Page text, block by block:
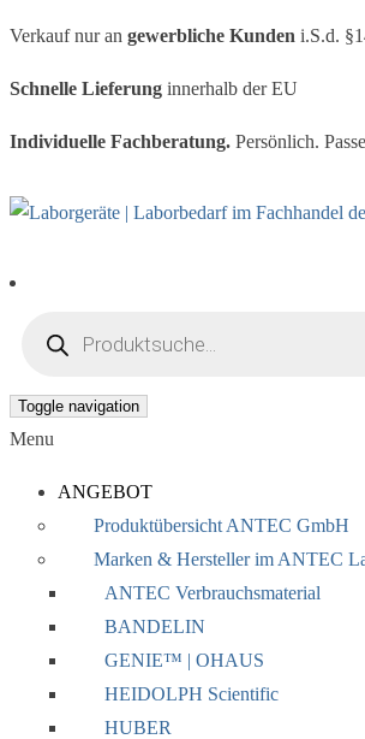
Verkauf nur an gewerbliche Kunden i.S.d.
Schnelle Lieferung innerhalb der EU
Individuelle Fachberatung. Persönlich.
Toggle navigation
Menu
ANGEBOT
Produktübersicht ANTEC GmbH
Marken & Hersteller im ANTEC
ANTEC Verbrauchsmaterial
BANDELIN
GENIE™ | OHAUS
HEIDOLPH Scientific
HUBER